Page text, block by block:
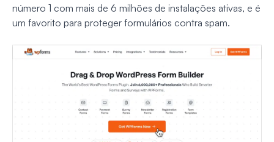
número 1 com mais de 6 milhões de instalações ativas, e é
um favorito para proteger formulários contra spam.